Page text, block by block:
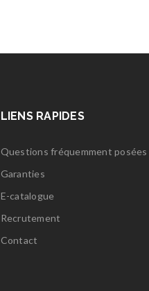
LIENS RAPIDES
Questions fréquemment posées
Garanties
E-catalogue
Recrutement
Contact